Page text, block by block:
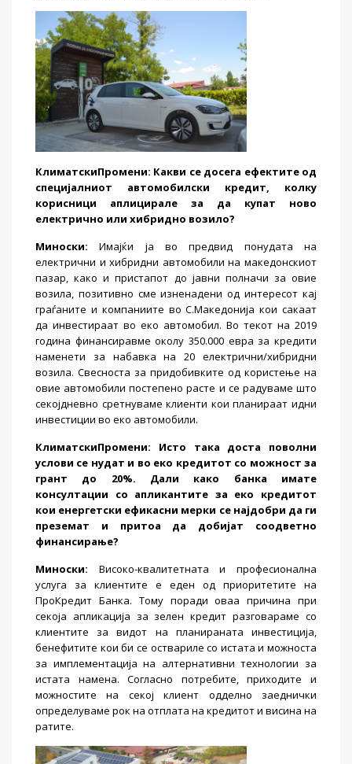
КлиматскиПромени: Какви се досега ефектите од
специјалниот автомобилски кредит, колку
корисници аплицирале за да купат ново
електрично или хибридно возило?
Миноски:Имајќи ја во предвид понудата на
електрични и хибридни автомобили на македонскиот
пазар, како и пристапот до јавни полначи за овие
возила, позитивно сме изненадени од интересот кај
граѓаните и компаниите во С.Македонија кои сакаат
да инвестираат во еко автомобил. Во текот на 2019
година финансиравме околу 350.000 евра за кредити
наменети за набавка на 20 електрични/хибридни
возила. Свесноста за придобивките од користење на
овие автомобили постепено расте и се радуваме што
секојдневно сретнуваме клиенти кои планираат идни
инвестиции во еко автомобили.
КлиматскиПромени: Исто така доста поволни
услови се нудат и во еко кредитот со можност за
грант до 20%. Дали како банка имате
консултации со апликантите за еко кредитот
кои енергетски ефикасни мерки се најдобри да ги
преземат и притоа да добијат соодветно
финансирање?
Миноски: Високо-квалитетната и професионална
услуга за клиентите е еден од приоритетите на
ПроКредит Банка. Тому поради оваа причина при
секоја апликација за зелен кредит разговараме со
клиентите за видот на планираната инвестиција,
бенефитите кои би се оствариле со истата и можноста
за имплементација на алтернативни технологии за
истата намена. Согласно потребите, приходите и
можностите на секој клиент одделно заеднички
определуваме рок на отплата на кредитот и висина на
ратите.